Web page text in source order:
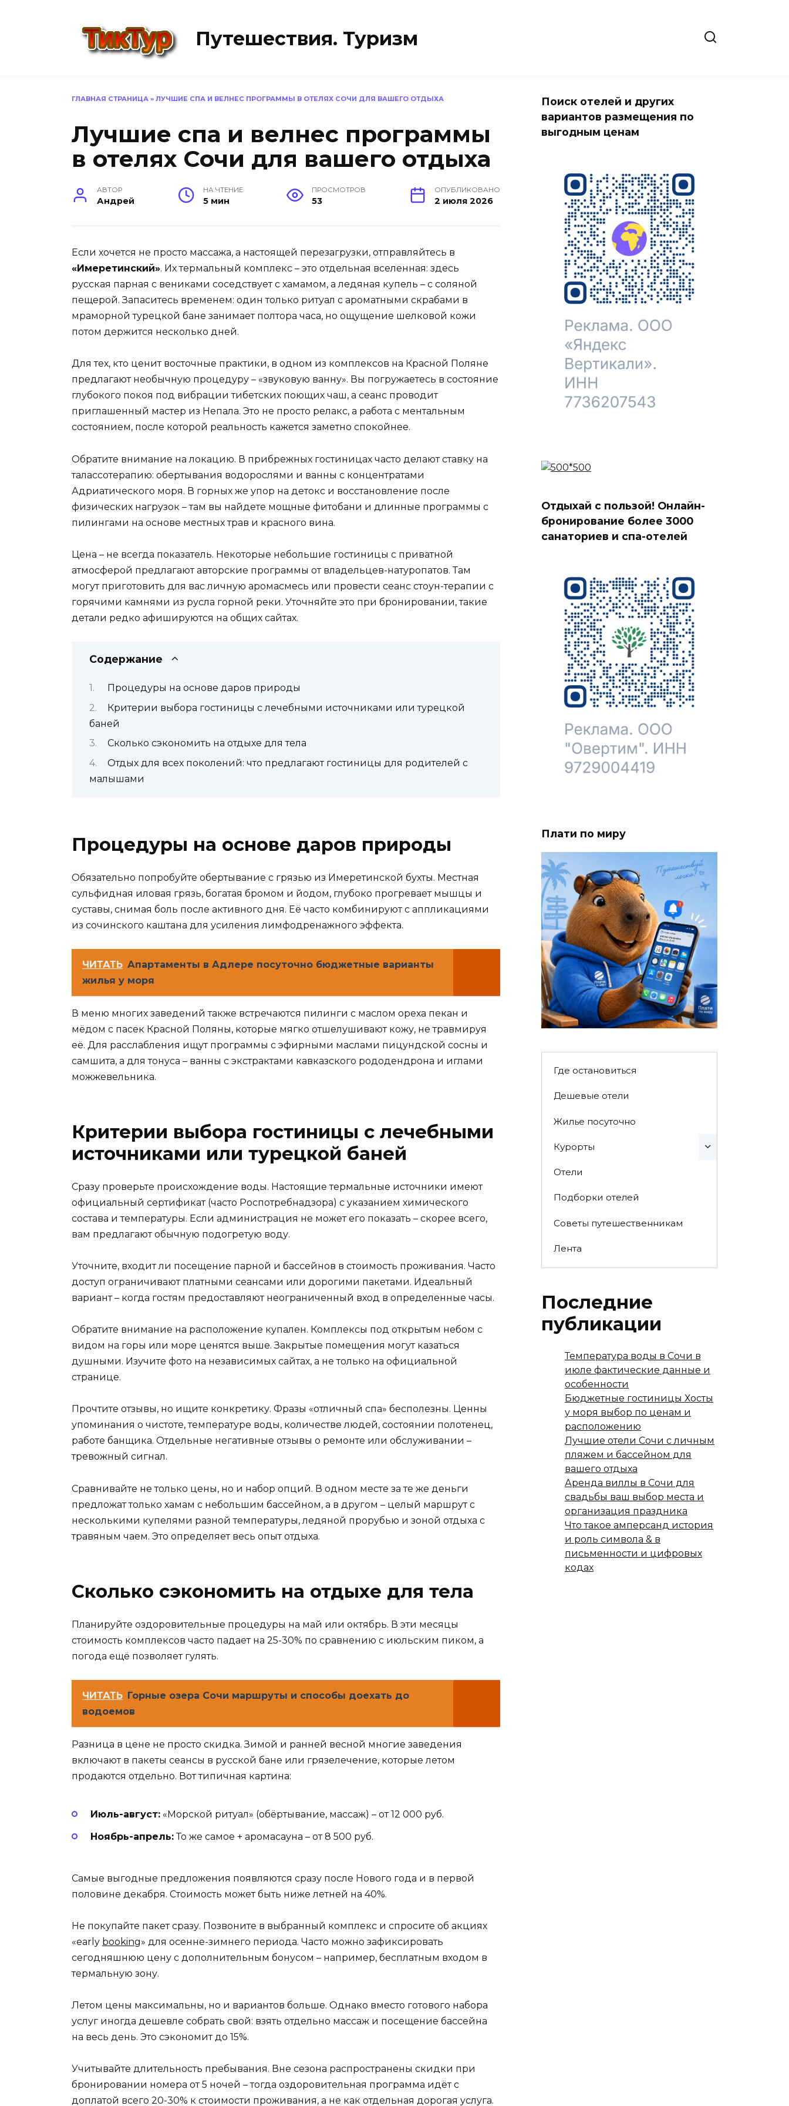
Путешествия. Туризм
ГЛАВНАЯ СТРАНИЦА » ЛУЧШИЕ СПА И ВЕЛНЕС ПРОГРАММЫ В ОТЕЛЯХ СОЧИ ДЛЯ ВАШЕГО ОТДЫХА
Лучшие спа и велнес программы
в отелях Сочи для вашего отдыха
АВТОР
Андрей
НА ЧТЕНИЕ
5 мин
ПРОСМОТРОВ
53
ОПУБЛИКОВАНО
2 июля 2026
Если хочется не просто массажа, а настоящей перезагрузки, отправляйтесь в
«Имеретинский». Их термальный комплекс – это отдельная вселенная: здесь
русская парная с вениками соседствует с хамамом, а ледяная купель – с соляной
пещерой. Запаситесь временем: один только ритуал с ароматными скрабами в
мраморной турецкой бане занимает полтора часа, но ощущение шелковой кожи
потом держится несколько дней.
Для тех, кто ценит восточные практики, в одном из комплексов на Красной Поляне
предлагают необычную процедуру – «звуковую ванну». Вы погружаетесь в состояние
глубокого покоя под вибрации тибетских поющих чаш, а сеанс проводит
приглашенный мастер из Непала. Это не просто релакс, а работа с ментальным
состоянием, после которой реальность кажется заметно спокойнее.
Обратите внимание на локацию. В прибрежных гостиницах часто делают ставку на
талассотерапию: обертывания водорослями и ванны с концентратами
Адриатического моря. В горных же упор на детокс и восстановление после
физических нагрузок – там вы найдете мощные фитобани и длинные программы с
пилингами на основе местных трав и красного вина.
Цена – не всегда показатель. Некоторые небольшие гостиницы с приватной
атмосферой предлагают авторские программы от владельцев-натуропатов. Там
могут приготовить для вас личную аромасмесь или провести сеанс стоун-терапии с
горячими камнями из русла горной реки. Уточняйте это при бронировании, такие
детали редко афишируются на общих сайтах.
Содержание
Процедуры на основе даров природы
Критерии выбора гостиницы с лечебными источниками или турецкой
баней
Сколько сэкономить на отдыхе для тела
Отдых для всех поколений: что предлагают гостиницы для родителей с
малышами
Процедуры на основе даров природы
Обязательно попробуйте обертывание с грязью из Имеретинской бухты. Местная
сульфидная иловая грязь, богатая бромом и йодом, глубоко прогревает мышцы и
суставы, снимая боль после активного дня. Её часто комбинируют с аппликациями
из сочинского каштана для усиления лимфодренажного эффекта.
ЧИТАТЬ Апартаменты в Адлере посуточно бюджетные варианты
жилья у моря
В меню многих заведений также встречаются пилинги с маслом ореха пекан и
мёдом с пасек Красной Поляны, которые мягко отшелушивают кожу, не травмируя
её. Для расслабления ищут программы с эфирными маслами пицундской сосны и
самшита, а для тонуса – ванны с экстрактами кавказского рододендрона и иглами
можжевельника.
Критерии выбора гостиницы с лечебными
источниками или турецкой баней
Сразу проверьте происхождение воды. Настоящие термальные источники имеют
официальный сертификат (часто Роспотребнадзора) с указанием химического
состава и температуры. Если администрация не может его показать – скорее всего,
вам предлагают обычную подогретую воду.
Уточните, входит ли посещение парной и бассейнов в стоимость проживания. Часто
доступ ограничивают платными сеансами или дорогими пакетами. Идеальный
вариант – когда гостям предоставляют неограниченный вход в определенные часы.
Обратите внимание на расположение купален. Комплексы под открытым небом с
видом на горы или море ценятся выше. Закрытые помещения могут казаться
душными. Изучите фото на независимых сайтах, а не только на официальной
странице.
Прочтите отзывы, но ищите конкретику. Фразы «отличный спа» бесполезны. Ценны
упоминания о чистоте, температуре воды, количестве людей, состоянии полотенец,
работе банщика. Отдельные негативные отзывы о ремонте или обслуживании –
тревожный сигнал.
Сравнивайте не только цены, но и набор опций. В одном месте за те же деньги
предложат только хамам с небольшим бассейном, а в другом – целый маршрут с
несколькими купелями разной температуры, ледяной прорубью и зоной отдыха с
травяным чаем. Это определяет весь опыт отдыха.
Сколько сэкономить на отдыхе для тела
Планируйте оздоровительные процедуры на май или октябрь. В эти месяцы
стоимость комплексов часто падает на 25-30% по сравнению с июльским пиком, а
погода ещё позволяет гулять.
ЧИТАТЬ Горные озера Сочи маршруты и способы доехать до
водоемов
Разница в цене не просто скидка. Зимой и ранней весной многие заведения
включают в пакеты сеансы в русской бане или грязелечение, которые летом
продаются отдельно. Вот типичная картина:
Июль-август: «Морской ритуал» (обёртывание, массаж) – от 12 000 руб.
Ноябрь-апрель:То же самое + аромасауна – от 8 500 руб.
Самые выгодные предложения появляются сразу после Нового года и в первой
половине декабря. Стоимость может быть ниже летней на 40%.
Не покупайте пакет сразу. Позвоните в выбранный комплекс и спросите об акциях
«early booking» для осенне-зимнего периода. Часто можно зафиксировать
сегодняшнюю цену с дополнительным бонусом – например, бесплатным входом в
термальную зону.
Летом цены максимальны, но и вариантов больше. Однако вместо готового набора
услуг иногда дешевле собрать свой: взять отдельно массаж и посещение бассейна
на весь день. Это сэкономит до 15%.
Учитывайте длительность пребывания. Вне сезона распространены скидки при
бронировании номера от 5 ночей – тогда оздоровительная программа идёт с
доплатой всего 20-30% к стоимости проживания, а не как отдельная дорогая услуга.
Поиск отелей и других
вариантов размещения по
выгодным ценам
Отдыхай с пользой! Онлайн-
бронирование более 3000
санаториев и спа-отелей
Плати по миру
Где остановиться
Дешевые отели
Жилье посуточно
Курорты
Отели
Подборки отелей
Советы путешественникам
Лента
Последние
публикации
Температура воды в Сочи в
июле фактические данные и
особенности
Бюджетные гостиницы Хосты
у моря выбор по ценам и
расположению
Лучшие отели Сочи с личным
пляжем и бассейном для
вашего отдыха
Аренда виллы в Сочи для
свадьбы ваш выбор места и
организация праздника
Что такое амперсанд история
и роль символа & в
письменности и цифровых
кодах